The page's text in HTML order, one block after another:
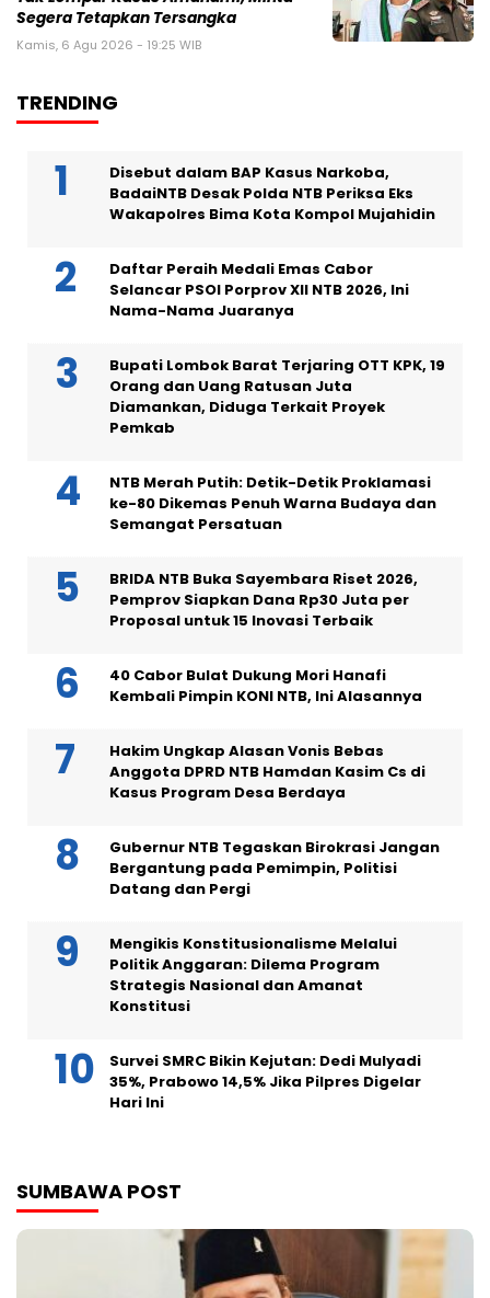
Segera Tetapkan Tersangka
Kamis, 6 Agu 2026 - 19:25 WIB
TRENDING
Disebut dalam BAP Kasus Narkoba,
BadaiNTB Desak Polda NTB Periksa Eks
Wakapolres Bima Kota Kompol Mujahidin
Daftar Peraih Medali Emas Cabor
Selancar PSOI Porprov XII NTB 2026, Ini
Nama-Nama Juaranya
Bupati Lombok Barat Terjaring OTT KPK, 19
Orang dan Uang Ratusan Juta
Diamankan, Diduga Terkait Proyek
Pemkab
NTB Merah Putih: Detik-Detik Proklamasi
ke-80 Dikemas Penuh Warna Budaya dan
Semangat Persatuan
BRIDA NTB Buka Sayembara Riset 2026,
Pemprov Siapkan Dana Rp30 Juta per
Proposal untuk 15 Inovasi Terbaik
40 Cabor Bulat Dukung Mori Hanafi
Kembali Pimpin KONI NTB, Ini Alasannya
Hakim Ungkap Alasan Vonis Bebas
Anggota DPRD NTB Hamdan Kasim Cs di
Kasus Program Desa Berdaya
Gubernur NTB Tegaskan Birokrasi Jangan
Bergantung pada Pemimpin, Politisi
Datang dan Pergi
Mengikis Konstitusionalisme Melalui
Politik Anggaran: Dilema Program
Strategis Nasional dan Amanat
Konstitusi
Survei SMRC Bikin Kejutan: Dedi Mulyadi
35%, Prabowo 14,5% Jika Pilpres Digelar
Hari Ini
SUMBAWA POST